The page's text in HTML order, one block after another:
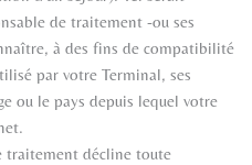
de traitement -ou ses
à des fins de compatibilité
par votre Terminal, ses
ou le pays depuis lequel votre
traitement décline toute